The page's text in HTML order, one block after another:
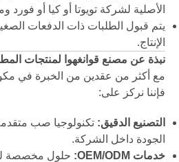
الأصلية لشركة تويوتا أو كيا أو فورد
يتم قبول الطلبات ذات الدفعات
الإنتاج.
نبذة عن مصنع قوانغهوا لمنتجات
مع أكثر من عقدين من الخبرة في
فإننا نركز على:
التصنيع الدقيق: تكنولوجيا صب
الجودة داخل الشركة.
خدمات OEM/ODM:
حلول مخصصة